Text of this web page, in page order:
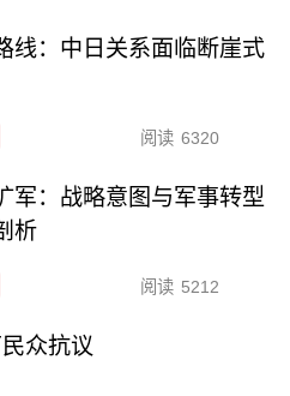
线：中日关系面临断崖式
阅读 6320
军：战略意图与军事转型
析
阅读 5212
众抗议